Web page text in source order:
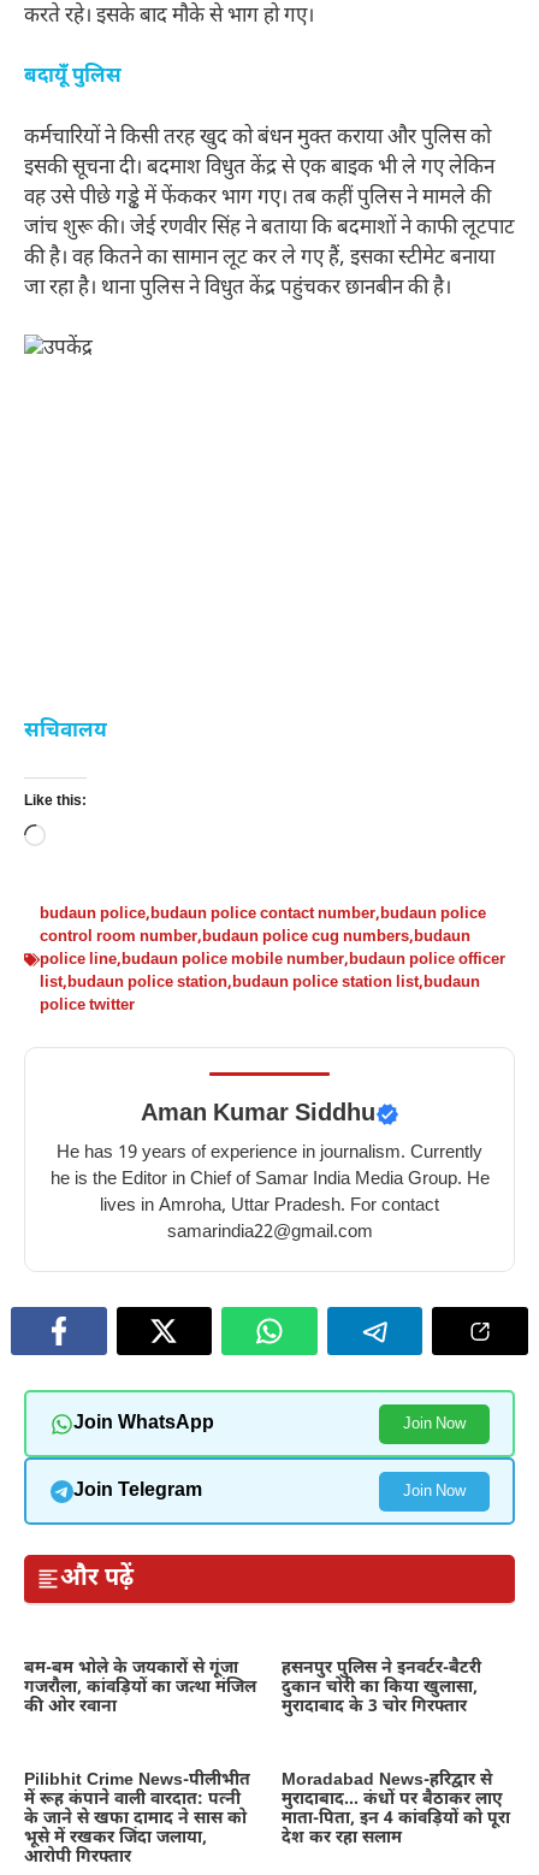
करते रहे। इसके बाद मौके से भाग हो गए।
बदायूँ पुलिस
कर्मचारियों ने किसी तरह खुद को बंधन मुक्त कराया और पुलिस को
इसकी सूचना दी। बदमाश विधुत केंद्र से एक बाइक भी ले गए लेकिन
वह उसे पीछे गड्ढे में फेंककर भाग गए। तब कहीं पुलिस ने मामले की
जांच शुरू की। जेई रणवीर सिंह ने बताया कि बदमाशों ने काफी लूटपाट
की है। वह कितने का सामान लूट कर ले गए हैं, इसका स्टीमेट बनाया
जा रहा है। थाना पुलिस ने विधुत केंद्र पहुंचकर छानबीन की है।
सचिवालय
Like this:
Loading…
budaun police,budaun police contact number,budaun police
control room number,budaun police cug numbers,budaun
police line,budaun police mobile number,budaun police officer
list,budaun police station,budaun police station list,budaun
police twitter
Aman Kumar Siddhu
He has 19 years of experience in journalism. Currently
he is the Editor in Chief of Samar India Media Group. He
lives in Amroha, Uttar Pradesh. For contact
samarindia22@gmail.com
Join WhatsApp Join Now
Join Telegram Join Now
और पढ़ें
बम-बम भोले के जयकारों से गूंजा
गजरौला, कांवड़ियों का जत्था मंजिल
की ओर रवाना
हसनपुर पुलिस ने इनवर्टर-बैटरी
दुकान चोरी का किया खुलासा,
मुरादाबाद के 3 चोर गिरफ्तार
Pilibhit Crime News-पीलीभीत
में रूह कंपाने वाली वारदात: पत्नी
के जाने से खफा दामाद ने सास को
भूसे में रखकर जिंदा जलाया,
आरोपी गिरफ्तार
Moradabad News-हरिद्वार से
मुरादाबाद… कंधों पर बैठाकर लाए
माता-पिता, इन 4 कांवड़ियों को पूरा
देश कर रहा सलाम